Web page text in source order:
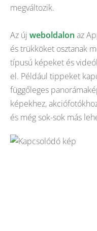
megváltozik.
Az új weboldalon az
és trükköket osztanak
típusú képeket és
el. Például tippeket
függőleges
képekhez,
és még sok-sok más